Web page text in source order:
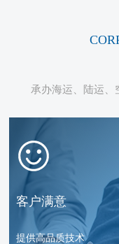
承办海运、陆运、
客户满意
提供高品质技术